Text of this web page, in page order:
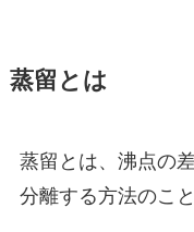
蒸留とは
蒸留とは、沸点の
分離する方法のこと